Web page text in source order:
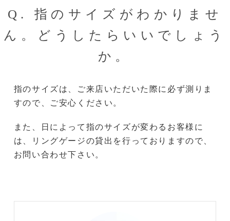
Q. 指のサイズがわかりませ
ん。どうしたらいいでしょう
か。
指のサイズは、ご来店いただいた際に必ず測りま
すので、ご安心ください。
また、日によって指のサイズが変わるお客様に
は、リングゲージの貸出を行っておりますので、
お問い合わせ下さい。